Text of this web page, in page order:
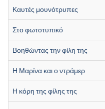
Καυτές μουνότρυπες
Στο φωτοτυπικό
Βοηθώντας την φίλη της
Η Μαρίνα και ο ντράμερ
Η κόρη της φίλης της